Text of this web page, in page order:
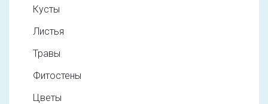
Кусты
Листья
Травы
Фитостены
Цветы